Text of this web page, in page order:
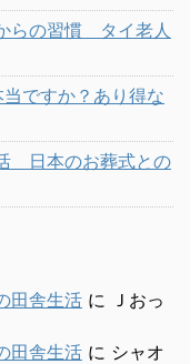
らの習慣 タイ老人
ですか？あり得な
日本のお葬式との
田舎生活 に Ｊおっ
田舎生活 に シャオ